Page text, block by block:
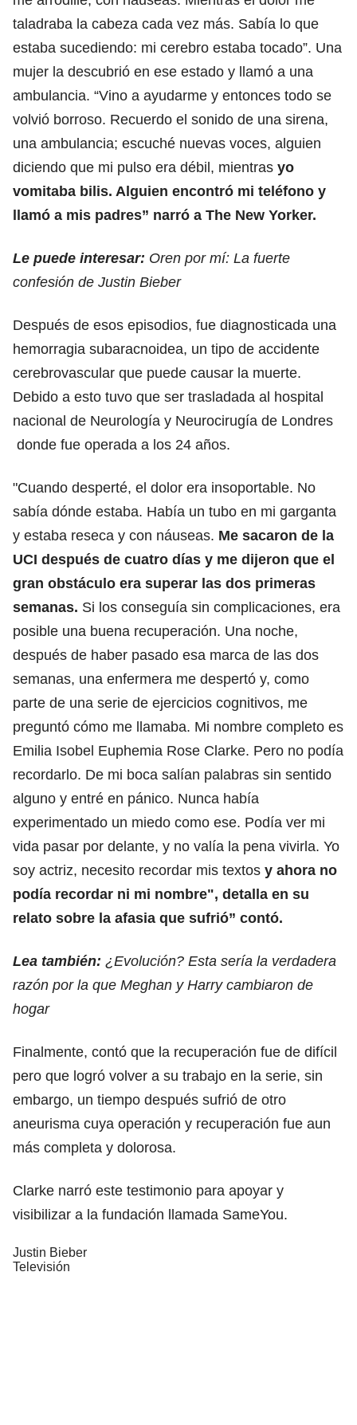
taladraba la cabeza cada vez más. Sabía lo que
estaba sucediendo: mi cerebro estaba tocado”. Una
mujer la descubrió en ese estado y llamó a una
ambulancia. “Vino a ayudarme y entonces todo se
volvió borroso. Recuerdo el sonido de una sirena,
una ambulancia; escuché nuevas voces, alguien
diciendo que mi pulso era débil, mientras yo
vomitaba bilis. Alguien encontró mi teléfono y
llamó a mis padres” narró a The New Yorker.
Le puede interesar: Oren por mí: La fuerte
confesión de Justin Bieber
Después de esos episodios, fue diagnosticada una
hemorragia subaracnoidea, un tipo de accidente
cerebrovascular que puede causar la muerte.
Debido a esto tuvo que ser trasladada al hospital
nacional de Neurología y Neurocirugía de Londres
donde fue operada a los 24 años.
"Cuando desperté, el dolor era insoportable. No
sabía dónde estaba. Había un tubo en mi garganta
y estaba reseca y con náuseas. Me sacaron de la
UCI después de cuatro días y me dijeron que el
gran obstáculo era superar las dos primeras
semanas. Si los conseguía sin complicaciones, era
posible una buena recuperación. Una noche,
después de haber pasado esa marca de las dos
semanas, una enfermera me despertó y, como
parte de una serie de ejercicios cognitivos, me
preguntó cómo me llamaba. Mi nombre completo es
Emilia Isobel Euphemia Rose Clarke. Pero no podía
recordarlo. De mi boca salían palabras sin sentido
alguno y entré en pánico. Nunca había
experimentado un miedo como ese. Podía ver mi
vida pasar por delante, y no valía la pena vivirla. Yo
soy actriz, necesito recordar mis textos y ahora no
podía recordar ni mi nombre", detalla en su
relato sobre la afasia que sufrió” contó.
Lea también: ¿Evolución? Esta sería la verdadera
razón por la que Meghan y Harry cambiaron de
hogar
Finalmente, contó que la recuperación fue de difícil
pero que logró volver a su trabajo en la serie, sin
embargo, un tiempo después sufrió de otro
aneurisma cuya operación y recuperación fue aun
más completa y dolorosa.
Clarke narró este testimonio para apoyar y
visibilizar a la fundación llamada SameYou.
Justin Bieber
Televisión